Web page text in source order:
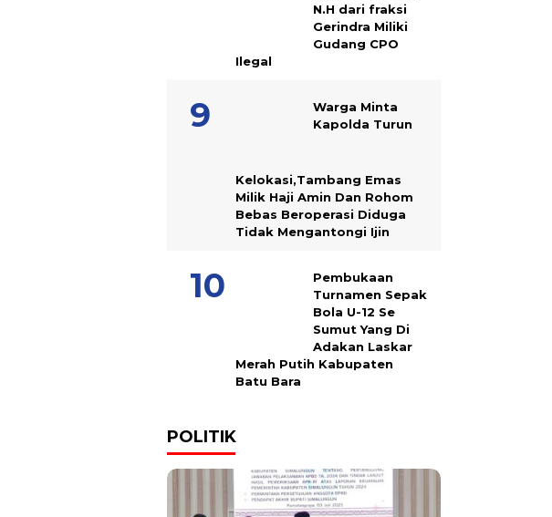
N.H dari fraksi
Gerindra Miliki
Gudang CPO
Ilegal
Warga Minta
Kapolda Turun
Kelokasi,Tambang Emas
Milik Haji Amin Dan Rohom
Bebas Beroperasi Diduga
Tidak Mengantongi Ijin
Pembukaan
Turnamen Sepak
Bola U-12 Se
Sumut Yang Di
Adakan Laskar
Merah Putih Kabupaten
Batu Bara
POLITIK